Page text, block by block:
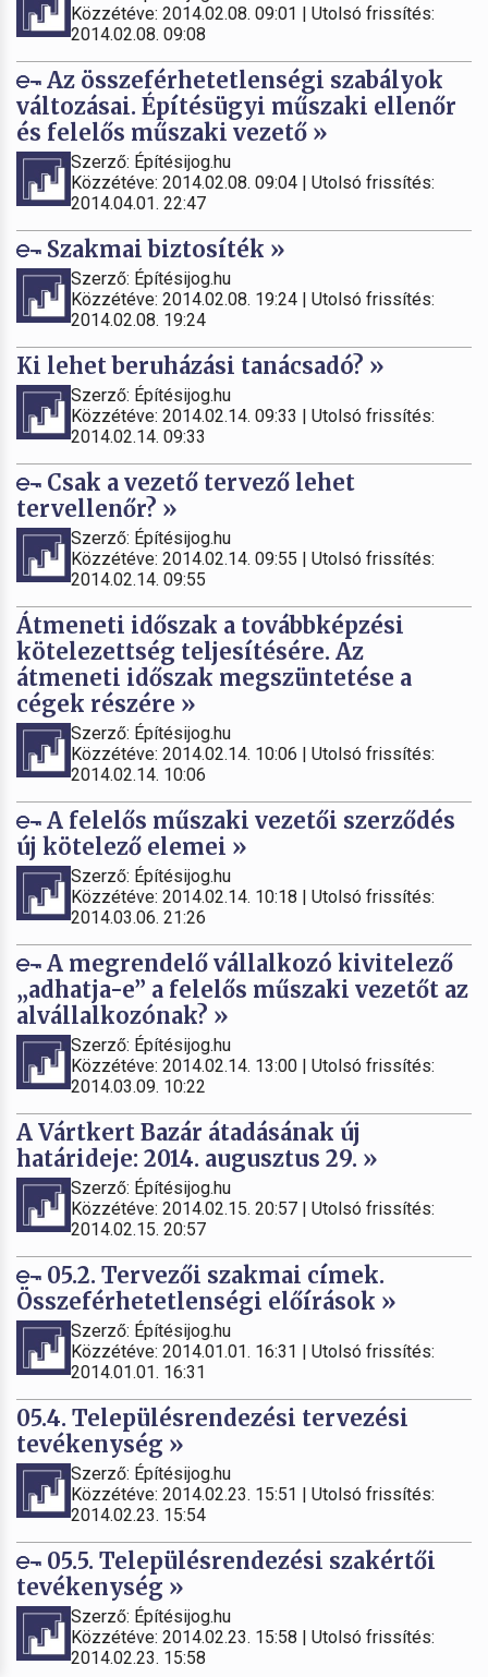
Közzétéve: 2014.02.08. 09:01 | Utolsó frissítés:
2014.02.08. 09:08
Az összeférhetetlenségi szabályok
változásai. Építésügyi műszaki ellenőr
és felelős műszaki vezető »
Szerző: Építésijog.hu
Közzétéve: 2014.02.08. 09:04 | Utolsó frissítés:
2014.04.01. 22:47
Szakmai biztosíték »
Szerző: Építésijog.hu
Közzétéve: 2014.02.08. 19:24 | Utolsó frissítés:
2014.02.08. 19:24
Ki lehet beruházási tanácsadó? »
Szerző: Építésijog.hu
Közzétéve: 2014.02.14. 09:33 | Utolsó frissítés:
2014.02.14. 09:33
Csak a vezető tervező lehet
tervellenőr? »
Szerző: Építésijog.hu
Közzétéve: 2014.02.14. 09:55 | Utolsó frissítés:
2014.02.14. 09:55
Átmeneti időszak a továbbképzési
kötelezettség teljesítésére. Az
átmeneti időszak megszüntetése a
cégek részére »
Szerző: Építésijog.hu
Közzétéve: 2014.02.14. 10:06 | Utolsó frissítés:
2014.02.14. 10:06
A felelős műszaki vezetői szerződés
új kötelező elemei »
Szerző: Építésijog.hu
Közzétéve: 2014.02.14. 10:18 | Utolsó frissítés:
2014.03.06. 21:26
A megrendelő vállalkozó kivitelező
„adhatja-e” a felelős műszaki vezetőt az
alvállalkozónak? »
Szerző: Építésijog.hu
Közzétéve: 2014.02.14. 13:00 | Utolsó frissítés:
2014.03.09. 10:22
A Vártkert Bazár átadásának új
határideje: 2014. augusztus 29. »
Szerző: Építésijog.hu
Közzétéve: 2014.02.15. 20:57 | Utolsó frissítés:
2014.02.15. 20:57
05.2. Tervezői szakmai címek.
Összeférhetetlenségi előírások »
Szerző: Építésijog.hu
Közzétéve: 2014.01.01. 16:31 | Utolsó frissítés:
2014.01.01. 16:31
05.4. Településrendezési tervezési
tevékenység »
Szerző: Építésijog.hu
Közzétéve: 2014.02.23. 15:51 | Utolsó frissítés:
2014.02.23. 15:54
05.5. Településrendezési szakértői
tevékenység »
Szerző: Építésijog.hu
Közzétéve: 2014.02.23. 15:58 | Utolsó frissítés:
2014.02.23. 15:58